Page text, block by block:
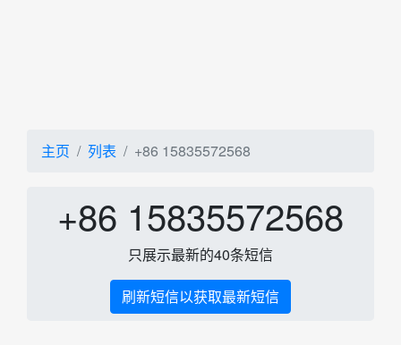
主页 列表 +86 15835572568
+86 15835572568
只展示最新的40条短信
刷新短信以获取最新短信